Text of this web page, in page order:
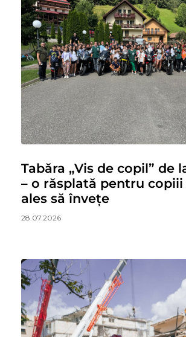
Tabăra „Vis de copil” de
– o răsplată pentru copiii
ales să învețe
28.07.2026